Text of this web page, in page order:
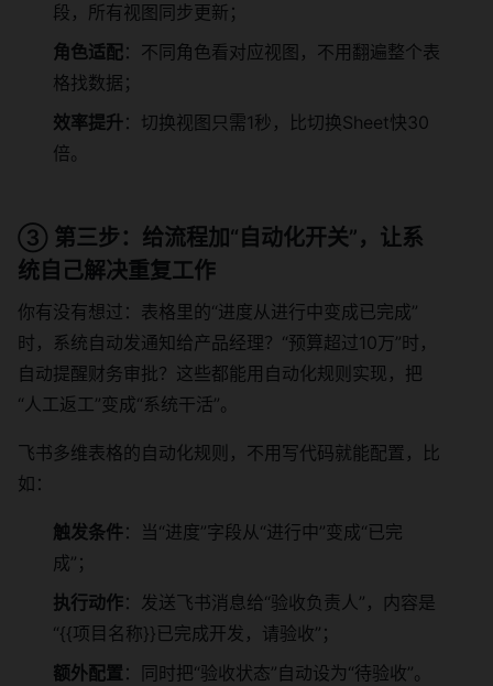
段，所有视图同步更新；
角色适配：不同角色看对应视图，不用翻遍整个表
格找数据；
效率提升：切换视图只需1秒，比切换Sheet快30
倍。
③ 第三步：给流程加“自动化开关”，让系
统自己解决重复工作
你有没有想过：表格里的“进度从进行中变成已完成”
时，系统自动发通知给产品经理？“预算超过10万”时，
自动提醒财务审批？这些都能用自动化规则实现，把
“人工返工”变成“系统干活”。
飞书多维表格的自动化规则，不用写代码就能配置，比
如：
触发条件：当“进度”字段从“进行中”变成“已完
成”；
执行动作：发送飞书消息给“验收负责人”，内容是
“{{项目名称}}已完成开发，请验收”；
额外配置 ：同时把“验收状态”自动设为“待验收”。